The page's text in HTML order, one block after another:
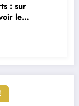
: sur
le